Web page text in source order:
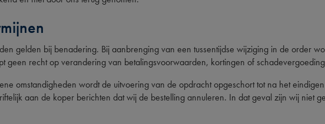
gelden bij benadering. Bij aanbrenging van een tussentijdse wijziging in de order
geen recht op verandering van betalingsvoorwaarden, kortingen of
omstandigheden wordt de uitvoering van de opdracht opgeschort tot na het
aan de koper berichten dat wij de bestelling annuleren. In dat geval zijn wij niet